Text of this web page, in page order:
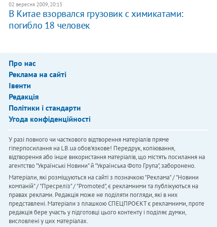
02 вересня 2009, 20:15
В Китае взорвался грузовик с химикатами:
погибло 18 человек
Про нас
Реклама на сайті
Івенти
Редакція
Політики і стандарти
Угода конфіденційності
У разі повного чи часткового відтворення матеріалів пряме
гіперпосилання на LB.ua обов'язкове! Передрук, копіювання,
відтворення або інше використання матеріалів, що містять посилання на
агентство "Українськi Новини" й "Українська Фото Група", заборонено.
Матеріали, які розміщуються на сайті з позначкою "Реклама" / "Новини
компаній" / "Пресреліз" / "Promoted", є рекламними та публікуються на
правах реклами. Редакція може не поділяти погляди, які в них
представлені. Матеріали з плашкою СПЕЦПРОЄКТ є рекламними, проте
редакція бере участь у підготовці цього контенту і поділяє думки,
висловлені у цих матеріалах.